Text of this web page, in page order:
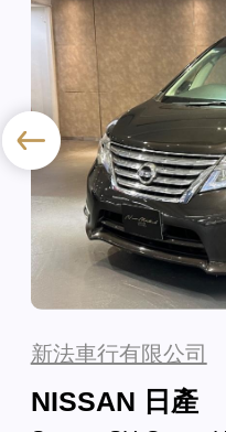
新法車行有限公司
NISSAN 日產